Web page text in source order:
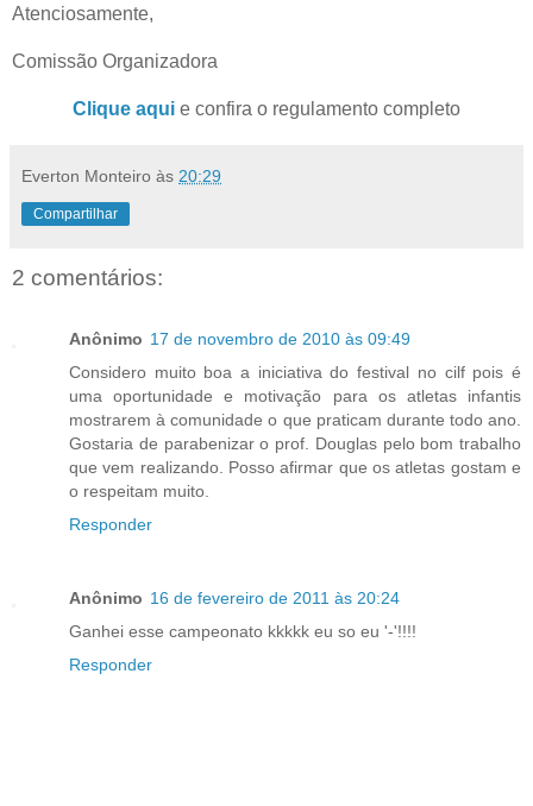
Atenciosamente,
Comissão Organizadora
Clique aqui e confira o regulamento completo
Everton Monteiro às 20:29
Compartilhar
2 comentários:
Anônimo 17 de novembro de 2010 às 09:49
Considero muito boa a iniciativa do festival no cilf pois é
uma oportunidade e motivação para os atletas infantis
mostrarem à comunidade o que praticam durante todo ano.
Gostaria de parabenizar o prof. Douglas pelo bom trabalho
que vem realizando. Posso afirmar que os atletas gostam e
o respeitam muito.
Responder
Anônimo 16 de fevereiro de 2011 às 20:24
Ganhei esse campeonato kkkkk eu so eu '-'!!!!
Responder